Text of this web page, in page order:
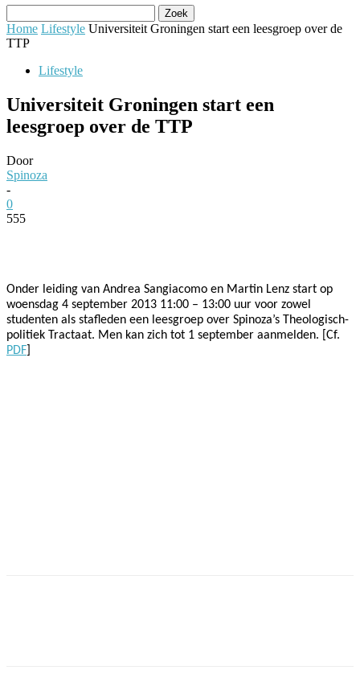
Home Lifestyle Universiteit Groningen start een leesgroep over de
TTP
Lifestyle
Universiteit Groningen start een
leesgroep over de TTP
Door
Spinoza
-
0
555
Onder leiding van Andrea Sangiacomo en Martin Lenz start op
woensdag 4 september 2013 11:00 – 13:00 uur voor zowel
studenten als stafleden een leesgroep over Spinoza’s Theologisch-
politiek Tractaat. Men kan zich tot 1 september aanmelden. [Cf.
PDF